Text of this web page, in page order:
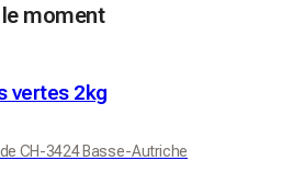
moment
vertes 2kg
CH-3424 Basse-Autriche